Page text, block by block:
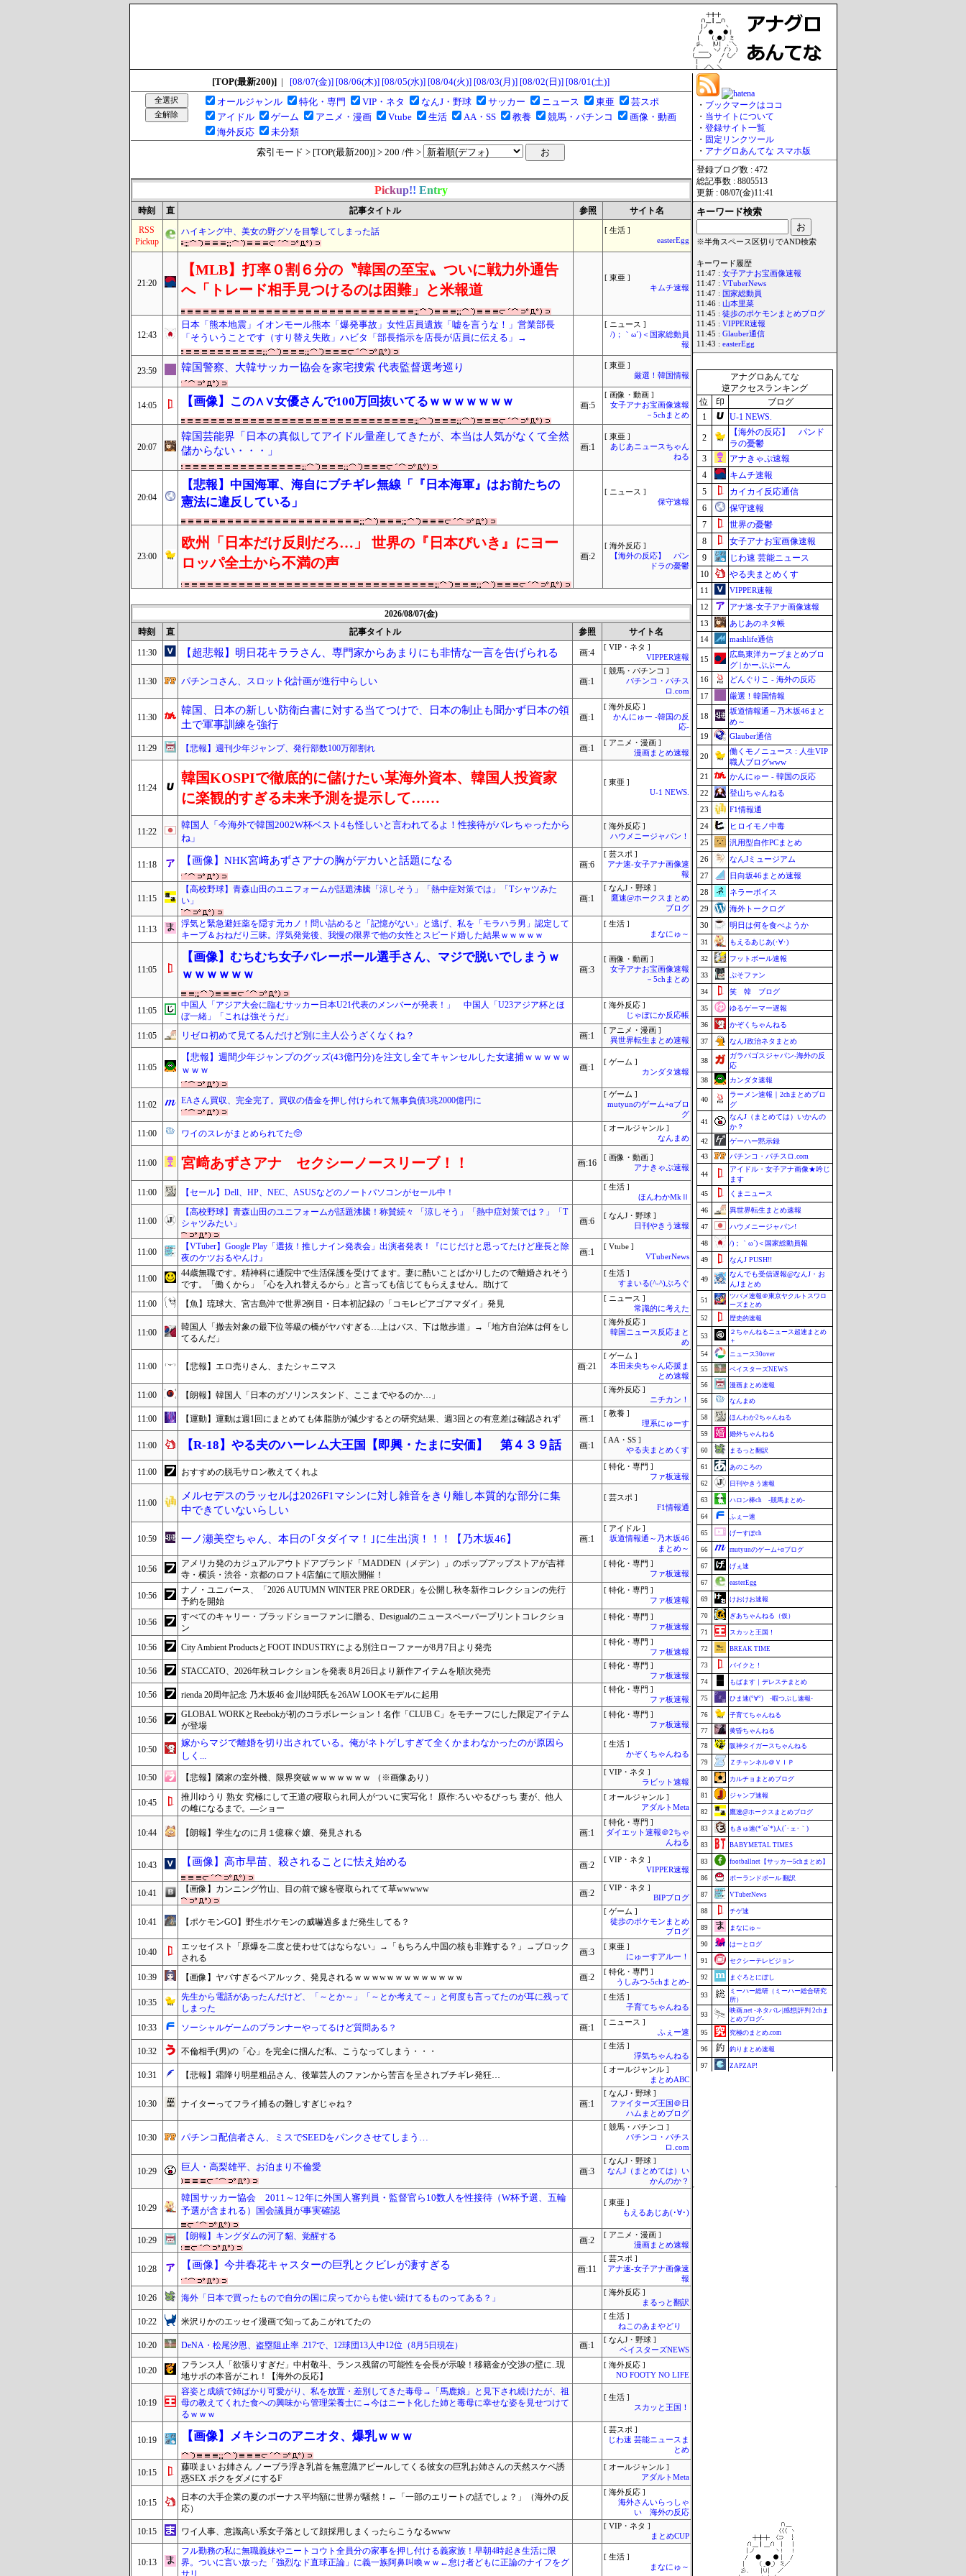
[TOP(最新200)] | [08/07(金)] [08/06(木)] [08/05(水)] [08/04(火)] [08/03(月)] [08/02(日)] [08/01(土)]
オールジャンル
特化・専門 VIP・ネタ なんJ・野球 サッカー ニュース 東亜
芸スポ
アイドル
ゲーム アニメ・漫画 Vtube 生活 AA・SS 教養 競馬・パチンコ
画像・動画
海外反応
未分類
索引モード > [TOP(最新200)] > 200 /件 >
Pickup!! Entry
時刻 直 記事タイトル 参照
サイト名
RSS
Pickup
ハイキング中、美女の野グソを目撃してしまった話
[ 生活 ]
easterEgg
21:20
【MLB】打率０割６分の〝韓国の至宝〟ついに戦力外通告
へ「トレード相手見つけるのは困難」と米報道
[ 東亜 ]
キムチ速報
12:43
日本「熊本地震」イオンモール熊本「爆発事故」女性店員遺族「嘘を言うな！」営業部長
「そういうことです（すり替え失敗」ハビタ「部長指示を店長が店員に伝える」→
[ ニュース ]
/)；｀ω´)＜国家総動員
報
23:59 韓国警察、大韓サッカー協会を家宅捜索 代表監督選考巡り
[ 東亜 ]
厳選！韓国情報
14:05 【画像】この∧∨女優さんで100万回抜いてるｗｗｗｗｗｗｗ 画:5
[ 画像・動画 ]
女子アナお宝画像速報
－5chまとめ
20:07
韓国芸能界「日本の真似してアイドル量産してきたが、本当は人気がなくて全然
儲からない・・・」
画:1
[ 東亜 ]
あじあニュースちゃん
ねる
20:04
【悲報】中国海軍、海自にブチギレ無線「『日本海軍』はお前たちの
憲法に違反している」
[ ニュース ]
保守速報
23:00
欧州「日本だけ反則だろ…」 世界の『日本びいき』にヨー
ロッパ全土から不満の声
画:2
[ 海外反応 ]
【海外の反応】 パン
ドラの憂鬱
2026/08/07(金)
時刻
直 記事タイトル 参照 サイト名
11:30 【超悲報】明日花キララさん、専門家からあまりにも非情な一言を告げられる 画:4
[ VIP・ネタ ]
VIPPER速報
11:30 パチンコさん、スロット化計画が進行中らしい 画:1
[ 競馬・パチンコ ]
パチンコ・パチス
ロ.com
11:30
韓国、日本の新しい防衛白書に対する当てつけで、日本の制止も聞かず日本の領
土で軍事訓練を強行
画:1
[ 海外反応 ]
かんにゅー -韓国の反
応-
11:29 【悲報】週刊少年ジャンプ、発行部数100万部割れ 画:1
[ アニメ・漫画 ]
漫画まとめ速報
11:24
韓国KOSPIで徹底的に儲けたい某海外資本、韓国人投資家
に楽観的すぎる未来予測を提示して……
[ 東亜 ]
U-1 NEWS.
11:22
韓国人「今海外で韓国2002W杯ベスト4も怪しいと言われてるよ！性接待がバレちゃったから
ね」
[ 海外反応 ]
ハウメニージャパン！
11:18 【画像】NHK宮﨑あずさアナの胸がデカいと話題になる 画:6
[ 芸スポ ]
アナ速‐女子アナ画像速
報
11:15
【高校野球】青森山田のユニフォームが話題沸騰「涼しそう」「熱中症対策では」「Tシャツみた
い」
画:1
[ なんJ・野球 ]
鷹速@ホークスまとめ
ブログ
11:13
浮気と緊急避妊薬を隠す元カノ！問い詰めると「記憶がない」と逃げ、私を「モラハラ男」認定して
キープ＆おねだり三昧。浮気発覚後、我慢の限界で他の女性とスピード婚した結果ｗｗｗｗｗ
[ 生活 ]
まなにゅ～
11:05
【画像】むちむち女子バレーボール選手さん、マジで脱いでしまうｗ
ｗｗｗｗｗｗ
画:3
[ 画像・動画 ]
女子アナお宝画像速報
－5chまとめ
11:05
中国人「アジア大会に臨むサッカー日本U21代表のメンバーが発表！」 中国人「U23アジア杯とほ
ぼ一緒」「これは強そうだ」
[ 海外反応 ]
じゃぽにか反応帳
11:05 リゼロ初めて見てるんだけど別に主人公うざくなくね？ 画:1
[ アニメ・漫画 ]
異世界転生まとめ速報
11:05
【悲報】週間少年ジャンプのグッズ(43億円分)を注文し全てキャンセルした女逮捕ｗｗｗｗｗ
ｗｗｗ
画:1
[ ゲーム ]
カンダタ速報
11:02 EAさん買収、完全完了。買収の借金を押し付けられて無事負債3兆2000億円に
[ ゲーム ]
mutyunのゲーム+αブロ
グ
11:00 ワイのスレがまとめられてた🥺
[ オールジャンル ]
なんまめ
11:00 宮﨑あずさアナ セクシーノースリーブ！！ 画:16
[ 画像・動画 ]
アナきゃぷ速報
11:00 【セール】Dell、HP、NEC、ASUSなどのノートパソコンがセール中！
[ 生活 ]
ほんわかMkⅡ
11:00
【高校野球】青森山田のユニフォームが話題沸騰！称賛続々 「涼しそう」「熱中症対策では？」「T
シャツみたい」
画:6
[ なんJ・野球 ]
日刊やきう速報
11:00
【VTuber】Google Play「選抜！推しナイン発表会」出演者発表！『にじだけと思ってたけど座長と除
夜のケツおるやんけ』
画:1
[ Vtube ]
VTuberNews
11:00
44歳無職です。精神科に通院中で生活保護を受けてます。妻に酷いことばかりしたので離婚されそう
です。「働くから」「心を入れ替えるから」と言っても信じてもらえません。助けて
[ 生活 ]
すまいる(^-^)ぶろぐ
11:00 【魚】琉球大、宮古島沖で世界2例目・日本初記録の「コモレビアゴアマダイ」発見
[ ニュース ]
常識的に考えた
11:00
韓国人「撤去対象の最下位等級の橋がヤバすぎる…上はバス、下は散歩道」→「地方自治体は何をし
てるんだ」
[ 海外反応 ]
韓国ニュース反応まと
め
11:00 【悲報】エロ売りさん、またシャニマス 画:21
[ ゲーム ]
本田未央ちゃん応援ま
とめ速報
11:00 【朗報】韓国人「日本のガソリンスタンド、ここまでやるのか…」
[ 海外反応 ]
ニチカン！
11:00 【運動】運動は週1回にまとめても体脂肪が減少するとの研究結果、週3回との有意差は確認されず 画:1
[ 教養 ]
理系にゅーす
11:00 【R-18】やる夫のハーレム大王国【即興・たまに安価】 第４３９話 画:1
[ AA・SS ]
やる夫まとめくす
11:00 おすすめの脱毛サロン教えてくれよ
[ 特化・専門 ]
ファ板速報
11:00
メルセデスのラッセルは2026F1マシンに対し雑音をきり離し本質的な部分に集
中できていないらしい
[ 芸スポ ]
F1情報通
10:59 一ノ瀬美空ちゃん、本日の｢タダイマ！｣に生出演！！！【乃木坂46】 画:1
[ アイドル ]
坂道情報通～乃木坂46
まとめ～
10:56
アメリカ発のカジュアルアウトドアブランド「MADDEN（メデン）」のポップアップストアが吉祥
寺・横浜・渋谷・京都のロフト4店舗にて順次開催！
[ 特化・専門 ]
ファ板速報
10:56
ナノ・ユニバース、「2026 AUTUMN WINTER PRE ORDER」を公開し秋冬新作コレクションの先行
予約を開始
[ 特化・専門 ]
ファ板速報
10:56
すべてのキャリー・ブラッドショーファンに贈る、Desigualのニュースペーパープリントコレクショ
ン
[ 特化・専門 ]
ファ板速報
10:56 City Ambient ProductsとFOOT INDUSTRYによる別注ローファーが8月7日より発売
[ 特化・専門 ]
ファ板速報
10:56 STACCATO、2026年秋コレクションを発表 8月26日より新作アイテムを順次発売
[ 特化・専門 ]
ファ板速報
10:56 rienda 20周年記念 乃木坂46 金川紗耶氏を26AW LOOKモデルに起用
[ 特化・専門 ]
ファ板速報
10:56
GLOBAL WORKとReebokが初のコラボレーション！名作「CLUB C」をモチーフにした限定アイテム
が登場
[ 特化・専門 ]
ファ板速報
10:50
嫁からマジで離婚を切り出されている。俺がネトゲしすぎて全くかまわなかったのが原因ら
しく...
[ 生活 ]
かぞくちゃんねる
10:50 【悲報】隣家の室外機、限界突破ｗｗｗｗｗｗｗ （※画像あり）
[ VIP・ネタ ]
ラビット速報
10:45
推川ゆうり 熟女 究極にして王道の寝取られ同人がついに実写化！ 原作:ろいやるびっち 妻が、他人
の雌になるまで。―ショー
[ オールジャンル ]
アダルトMeta
10:44 【朗報】学生なのに月１億稼ぐ嬢、発見される 画:1
[ 特化・専門 ]
ダイエット速報＠2ちゃ
んねる
10:43 【画像】高市早苗、殺されることに怯え始める 画:2
[ VIP・ネタ ]
VIPPER速報
10:41 【画像】カンニング竹山、目の前で嫁を寝取られてて草wwwww 画:2
[ VIP・ネタ ]
BIPブログ
10:41 【ポケモンGO】野生ポケモンの威嚇過多まだ発生してる？
[ ゲーム ]
徒歩のポケモンまとめ
ブログ
10:40
エッセイスト「原爆を二度と使わせてはならない」→「もちろん中国の核も非難する？」→ブロック
される
画:3
[ 東亜 ]
にゅーすアルー！
10:39 【画像】ヤバすぎるペアルック、発見されるｗｗｗwｗｗｗｗｗｗｗｗｗ 画:2
[ 特化・専門 ]
うしみつ-5chまとめ-
10:35
先生から電話があったんだけど、「～とか～」「～とか考えて～」と何度も言ってたのが耳に残って
しまった
[ 生活 ]
子育てちゃんねる
10:33 ソーシャルゲームのプランナーやってるけど質問ある？ 画:1
[ ニュース ]
ふぇー速
10:32 不倫相手(男)の「心」を完全に掴んだ私、こうなってしまう・・・
[ 生活 ]
浮気ちゃんねる
10:31 【悲報】霜降り明星粗品さん、後輩芸人のファンから苦言を呈されブチギレ発狂…
[ オールジャンル ]
まとめABC
10:30 ナイターってフライ捕るの難しすぎじゃね？ 画:1
[ なんJ・野球 ]
ファイターズ王国＠日
ハムまとめブログ
10:30 パチンコ配信者さん、ミスでSEEDをパンクさせてしまう…
[ 競馬・パチンコ ]
パチンコ・パチス
ロ.com
10:29 巨人・高梨雄平、お泊まり不倫愛 画:3
[ なんJ・野球 ]
なんJ（まとめては）い
かんのか？
10:29
韓国サッカー協会 2011～12年に外国人審判員・監督官ら10数人を性接待（W杯予選、五輪
予選が含まれる）国会議員が事実確認
[ 東亜 ]
もえるあじあ(･∀･)
10:29 【朗報】キングダムの河了貂、覚醒する 画:2
[ アニメ・漫画 ]
漫画まとめ速報
10:28 【画像】今井春花キャスターの巨乳とクビレが凄すぎる 画:11
[ 芸スポ ]
アナ速‐女子アナ画像速
報
10:26 海外「日本で買ったもので自分の国に戻ってからも使い続けてるものってある？」
[ 海外反応 ]
まるっと翻訳
10:22 米沢りかのエッセイ漫画で知ってあこがれてたの
[ 生活 ]
ねこのあまやどり
10:20 DeNA・松尾汐恩、盗塁阻止率 .217で、12球団13人中12位（8月5日現在） 画:1
[ なんJ・野球 ]
ベイスターズNEWS
10:20
フランス人「欲張りすぎだ」中村敬斗、ランス残留の可能性を会長が示唆！移籍金が交渉の壁に..現
地サポの本音がこれ！【海外の反応】
[ 海外反応 ]
NO FOOTY NO LIFE
10:19
容姿と成績で姉ばかり可愛がり、私を放置・差別してきた毒母→「馬鹿娘」と見下され続けたが、祖
母の教えてくれた食への興味から管理栄養士に→今はニート化した姉と毒母に幸せな姿を見せつけて
るｗｗｗ
[ 生活 ]
スカッと王国！
10:19 【画像】メキシコのアニオタ、爆乳ｗｗｗ
[ 芸スポ ]
じわ速 芸能ニュースま
とめ
10:15
藤咲まい お姉さん ノーブラ浮き乳首を無意識アピールしてくる彼女の巨乳お姉さんの天然スケベ誘
惑SEX ボクをダメにするF
[ オールジャンル ]
アダルトMeta
10:15
日本の大手企業の夏のボーナス平均額に世界が騒然！←「一部のエリートの話でしょ？」（海外の反
応）
[ 海外反応 ]
海外さんいらっしゃ
い 海外の反応
10:15 ワイ人事、意識高い系女子落として顔採用しまくったらこうなるwww
[ VIP・ネタ ]
まとめCUP
10:13
フル勤務の私に無職義妹やニートコウト全員分の家事を押し付ける義家族！早朝4時起き生活に限
界。ついに言い放った「強烈なド直球正論」に義一族阿鼻叫喚ｗｗ←怠け者どもに正論のナイフをグ
サリ
[ 生活 ]
まなにゅ～
・ ブックマークはココ
・ 当サイトについて
・ 登録サイト一覧
・ 固定リンクツール
・ アナグロあんてな スマホ版
登録ブログ数 : 472
総記事数 : 8805513
更新 : 08/07(金)11:41
キーワード検索
※半角スペース区切りでAND検索
キーワード履歴
11:47 : 女子アナお宝画像速報
11:47 : VTuberNews
11:47 : 国家総動員
11:46 : 山本里菜
11:45 : 徒歩のポケモンまとめブログ
11:45 : VIPPER速報
11:45 : Glauber通信
11:43 : easterEgg
アナグロあんてな
逆アクセスランキング
位
印
ブログ
1
U-1 NEWS.
2
【海外の反応】 パンド
ラの憂鬱
3
アナきゃぷ速報
4
キムチ速報
5
カイカイ反応通信
6
保守速報
7
世界の憂鬱
8
女子アナお宝画像速報
9
じわ速 芸能ニュース
10
やる夫まとめくす
11
VIPPER速報
12
アナ速‐女子アナ画像速報
13
あじあのネタ帳
14
mashlife通信
15
広島東洋カープまとめブロ
グ | かーぷぶーん
16
どんぐりこ - 海外の反応
17
厳選！韓国情報
18
坂道情報通～乃木坂46まと
め～
19
Glauber通信
20
働くモノニュース : 人生VIP
職人ブログwww
21
かんにゅー - 韓国の反応
22
登山ちゃんねる
23
F1情報通
24
ヒロイモノ中毒
25
汎用型自作PCまとめ
26
なんJミュージアム
27
日向坂46まとめ速報
28
ネラーボイス
29
海外トークログ
30
明日は何を食べようか
31 もえるあじあ(･∀･)
32 フットボール速報
33 ぷそファン
34 笑 韓 ブログ
35 ゆるゲーマー遅報
36 かぞくちゃんねる
37 なんJ政治ネタまとめ
38
ガラパゴスジャパン-海外の反
応
38
カンダタ速報
40
ラーメン速報｜2chまとめブロ
グ
41
なんJ（まとめては）いかんの
か？
42
ゲーハー黙示録
43
パチンコ・パチスロ.com
44
アイドル・女子アナ画像★吟じ
ます
45
くまニュース
46 異世界転生まとめ速報
47 ハウメニージャパン!
48 /)；｀ω´)＜国家総動員報
49 なんJ PUSH!!
49
なんでも受信遅報@なんJ・お
んJまとめ
51
ツバメ速報＠東京ヤクルトスワロ
ーズまとめ
52
歴史的速報
53
２ちゃんねるニュース超速まとめ
＋
54
ニュース30over
55 ベイスターズNEWS
56 漫画まとめ速報
56 なんまめ
58 ほんわか2ちゃんねる
59 婚外ちゃんねる
60 まるっと翻訳
61 あのころの
62 日刊やきう速報
63 ハロン棒ch -競馬まとめ-
64 ふぇー速
65 げーすぽch
66 mutyunのゲーム+αブログ
67 げぇ速
67 easterEgg
69 けおけお速報
70 ぎあちゃんねる（仮）
71 スカッと王国！
72 BREAK TIME
73 バイクと！
74 もばます｜デレステまとめ
75 ひま速(°∀°) -暇つぶし速報-
76 子育てちゃんねる
77 黄昏ちゃんねる
78 阪神タイガースちゃんねる
79 Ｚチャンネル＠ＶＩＰ
80 カルチョまとめブログ
81 ジャンプ速報
82 鷹速@ホークスまとめブログ
83 もきゅ速(*´ω`*)人(´･ェ･｀)
83 BABYMETAL TIMES
83 footballnet【サッカー5chまとめ】
86 ポーランドボール 翻訳
87 VTuberNews
88 チゲ速
89 まなにゅ～
90 はーとログ
91 セクシーテレビジョン
92 まぐろとにぼし
93
ミーハー総研（ミーハー総合研究
所）
93
映画.net -ネタバレ|感想|評判 2chま
とめブログ-
95
究極のまとめ.com
96 釣りまとめ速報
97 ZAPZAP!